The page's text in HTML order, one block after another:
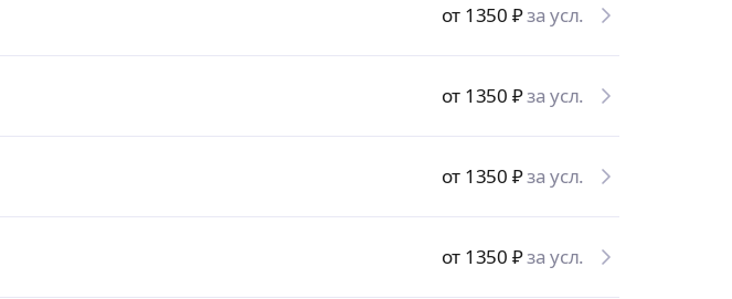
от 1350 ₽за усл.
от 1350 ₽за усл.
от 1350 ₽за усл.
от 1350 ₽за усл.